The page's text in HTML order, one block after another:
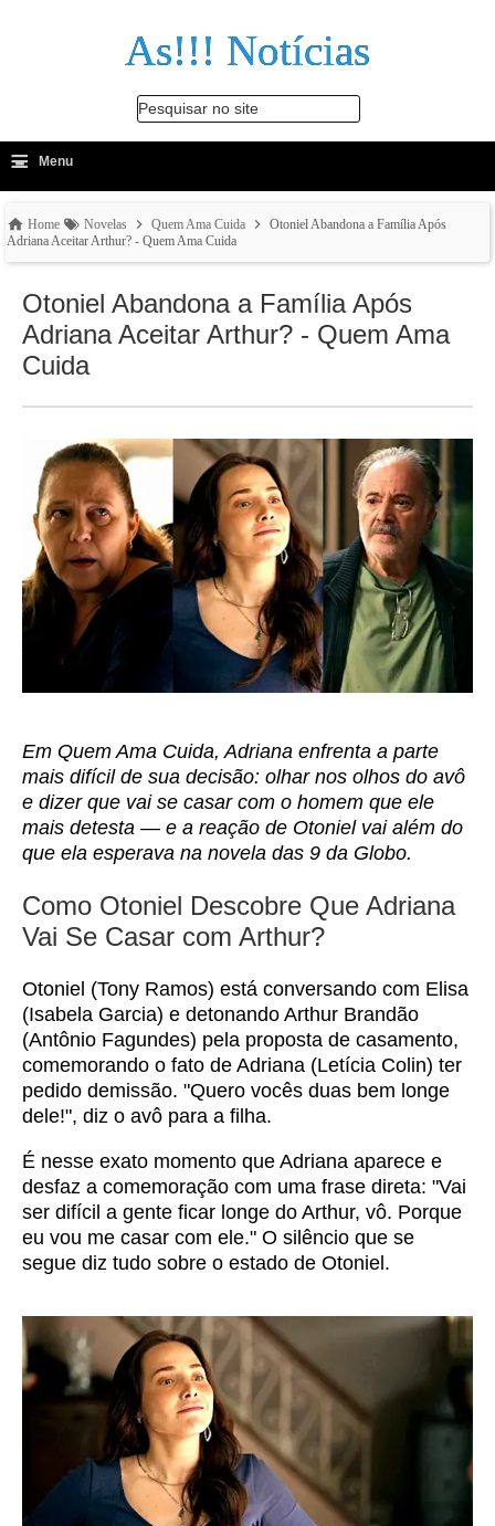
As!!! Notícias
Pesquisar no site
-
≡ Menu
Home Novelas Quem Ama Cuida
Otoniel Abandona a Família Após
Adriana Aceitar Arthur? - Quem Ama Cuida
Otoniel Abandona a Família Após
Adriana Aceitar Arthur? - Quem Ama
Cuida
Em Quem Ama Cuida, Adriana enfrenta a parte
mais difícil de sua decisão: olhar nos olhos do avô
e dizer que vai se casar com o homem que ele
mais detesta — e a reação de Otoniel vai além do
que ela esperava na novela das 9 da Globo.
Como Otoniel Descobre Que Adriana
Vai Se Casar com Arthur?
Otoniel (Tony Ramos) está conversando com Elisa
(Isabela Garcia) e detonando Arthur Brandão
(Antônio Fagundes) pela proposta de casamento,
comemorando o fato de Adriana (Letícia Colin) ter
pedido demissão. "Quero vocês duas bem longe
dele!", diz o avô para a filha.
É nesse exato momento que Adriana aparece e
desfaz a comemoração com uma frase direta: "Vai
ser difícil a gente ficar longe do Arthur, vô. Porque
eu vou me casar com ele." O silêncio que se
segue diz tudo sobre o estado de Otoniel.